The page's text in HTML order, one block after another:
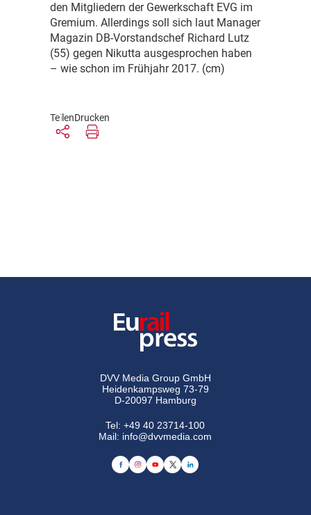
den Mitgliedern der Gewerkschaft EVG im
Gremium. Allerdings soll sich laut Manager
Magazin DB-Vorstandschef Richard Lutz
(55) gegen Nikutta ausgesprochen haben
– wie schon im Frühjahr 2017. (cm)
TeilenDrucken
DVV Media Group GmbH
Heidenkampsweg 73-79
D-20097 Hamburg
Tel:+49 40 23714-100
Mail: info@dvvmedia.com